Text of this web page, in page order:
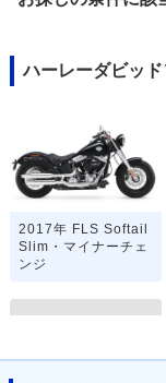
ハーレーダビッ
2017年 FLS Softail
Slim・マイナーチェ
ンジ